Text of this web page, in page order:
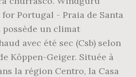
Portugal - Praia de Santa
possède un climat
avec été sec (Csb) selon
Köppen-Geiger. Située à
la région Centro, la Casa